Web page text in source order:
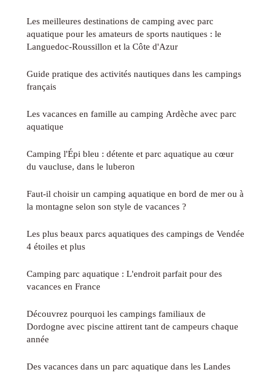
Les meilleures destinations de camping avec parc
aquatique pour les amateurs de sports nautiques : le
Languedoc-Roussillon et la Côte d'Azur
Guide pratique des activités nautiques dans les campings
français
Les vacances en famille au camping Ardèche avec parc
aquatique
Camping l'Épi bleu : détente et parc aquatique au cœur
du vaucluse, dans le luberon
Faut-il choisir un camping aquatique en bord de mer ou à
la montagne selon son style de vacances ?
Les plus beaux parcs aquatiques des campings de Vendée
4 étoiles et plus
Camping parc aquatique : L'endroit parfait pour des
vacances en France
Découvrez pourquoi les campings familiaux de
Dordogne avec piscine attirent tant de campeurs chaque
année
Des vacances dans un parc aquatique dans les Landes